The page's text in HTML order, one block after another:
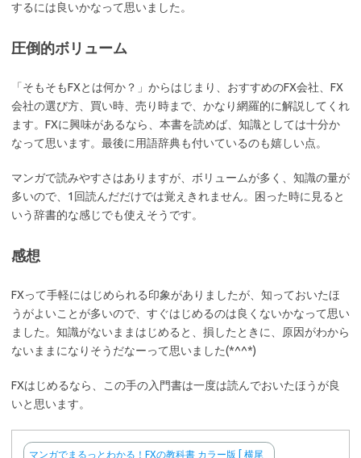
するには良いかなって思いました。
圧倒的ボリューム
「そもそもFXとは何か？」からはじまり、おすすめのFX会社、FX
会社の選び方、買い時、売り時まで、かなり網羅的に解説してくれ
ます。FXに興味があるなら、本書を読めば、知識としては十分か
なって思います。最後に用語辞典も付いているのも嬉しい点。
マンガで読みやすさはありますが、ボリュームが多く、知識の量が
多いので、1回読んだだけでは覚えきれません。困った時に見ると
いう辞書的な感じでも使えそうです。
感想
FXって手軽にはじめられる印象がありましたが、知っておいたほ
うがよいことが多いので、すぐはじめるのは良くないかなって思い
ました。知識がないままはじめると、損したときに、原因がわから
ないままになりそうだなーって思いました(*^^*)
FXはじめるなら、この手の入門書は一度は読んでおいたほうが良
いと思います。
マンガでまるっとわかる！FXの教科書 カラー版 [ 横尾